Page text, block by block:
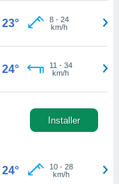
23° 8- 24
km/h
24° 11 - 34
km/h
Installer
24° 10- 28
km/h